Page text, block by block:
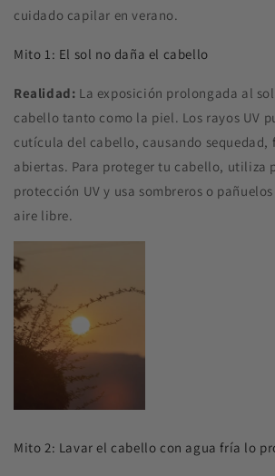
cuidado capilar en verano.
Mito 1: El sol no daña el cabello
Realidad: La exposición prolongada al
cabello tanto como la piel. Los rayos UV
cutícula del cabello, causando sequedad,
abiertas. Para proteger tu cabello, utiliza
protección UV y usa sombreros o
aire libre.
Mito 2: Lavar el cabello con agua fría lo